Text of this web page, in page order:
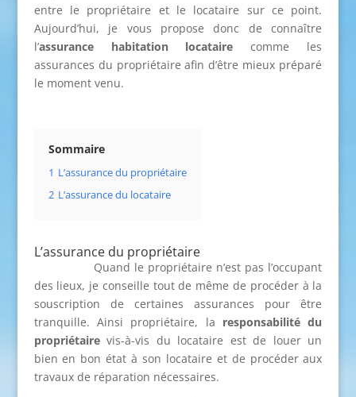
entre le propriétaire et le locataire sur ce point.
Aujourd’hui, je vous propose donc de connaître
l’assurance habitation locataire comme les
assurances du propriétaire afin d’être mieux préparé
le moment venu.
Sommaire
1 L’assurance du propriétaire
2 L’assurance du locataire
L’assurance du propriétaire
Quand le propriétaire n’est pas l’occupant
des lieux, je conseille tout de même de procéder à la
souscription de certaines assurances pour être
tranquille. Ainsi propriétaire, la responsabilité du
propriétairevis-à-vis du locataire est de louer un
bien en bon état à son locataire et de procéder aux
travaux de réparation nécessaires.